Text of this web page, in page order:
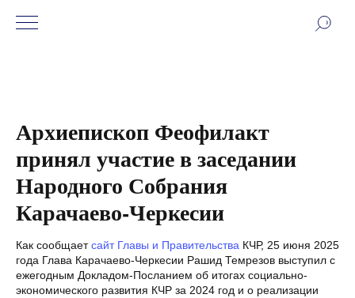
Архиепископ Феофилакт
принял участие в заседании
Народного Собрания
Карачаево-Черкесии
Как сообщаетсайт Главы и Правительства КЧР, 25 июня 2025
года Глава Карачаево-Черкесии Рашид Темрезов выступил с
ежегодным Докладом-Посланием об итогах социально-
экономического развития КЧР за 2024 год и о реализации